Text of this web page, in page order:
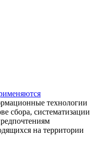
технологии
сбора, систематизации
на территории